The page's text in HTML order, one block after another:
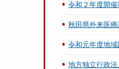
令和２年度開
秋田県外来医療
令和元年度地
地方独立行政